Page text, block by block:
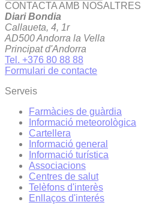
CONTACTA AMB NOSALTRES
Diari Bondia
Callaueta, 4, 1r
AD500 Andorra la Vella
Principat d'Andorra
Tel. +376 80 88 88
Formulari de contacte
Serveis
Farmàcies de guàrdia
Informació meteorològica
Cartellera
Informació general
Informació turística
Associacions
Centres de salut
Telèfons d'interès
Enllaços d'interés